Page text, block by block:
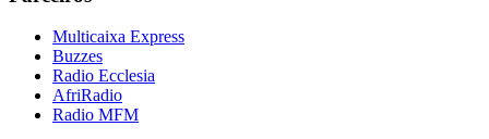
Multicaixa Express
Buzzes
Radio Ecclesia
AfriRadio
Radio MFM